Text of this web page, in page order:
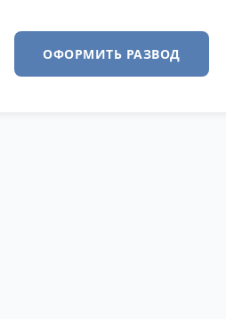
ОФОРМИТЬ РАЗВОД